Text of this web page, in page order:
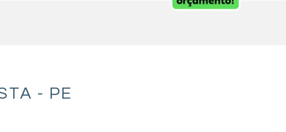
- PE